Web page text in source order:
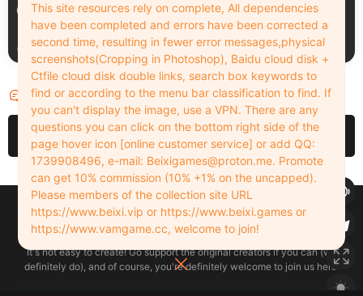
008
5小时前
1780918225
5小时前
评论 0
请先登录
Copyleft © 2022-2026 beixi.vip - All Rights Freedom！
创作不易！有能力的同学可以去支持一下原创作者（我们绝对支持），当然
了，您加入这里我们也绝对欢迎！
It's not easy to create! Go support the original creators if you can (we
definitely do), and of course, you're definitely welcome to join us here!
This site resources rely on complete, All dependencies
have been completed and errors have been corrected a
second time, resulting in fewer error messages,physical
screenshots(Cropping in Photoshop), Baidu cloud disk +
Ctfile cloud disk double links, search box keywords to
find or according to the menu bar classification to find. If
you can't display the image, use a VPN. There are any
questions you can click on the bottom right side of the
page hover icon [online customer service] or add QQ:
1739908496, e-mail: Beixigames@proton.me. Promote
can get 10% commission (10% +1% on the uncapped).
Please members of the collection site URL
https://www.beixi.vip or https://www.beixi.games or
https://www.vamgame.cc, welcome to join!